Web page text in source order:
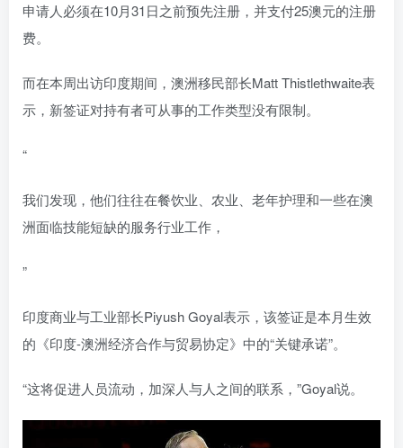
申请人必须在10月31日之前预先注册，并支付25澳元的注册
费。
而在本周出访印度期间，澳洲移民部长Matt Thistlethwaite表
示，新签证对持有者可从事的工作类型没有限制。
“
我们发现，他们往往在餐饮业、农业、老年护理和一些在澳
洲面临技能短缺的服务行业工作，
”
印度商业与工业部长Piyush Goyal表示，该签证是本月生效
的《印度-澳洲经济合作与贸易协定》中的“关键承诺”。
“这将促进人员流动，加深人与人之间的联系，”Goyal说。